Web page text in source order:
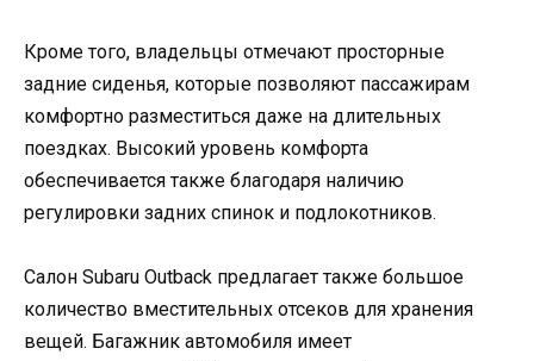
Кроме того, владельцы отмечают просторные
задние сиденья, которые позволяют пассажирам
комфортно разместиться даже на длительных
поездках. Высокий уровень комфорта
обеспечивается также благодаря наличию
регулировки задних спинок и подлокотников.
Салон Subaru Outback предлагает также большое
количество вместительных отсеков для хранения
вещей. Багажник автомобиля имеет